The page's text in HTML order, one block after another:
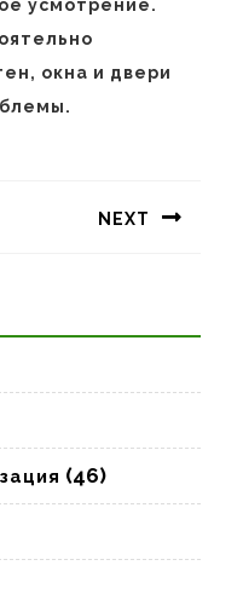
усмотрение.
окна и двери
NEXT
(46)